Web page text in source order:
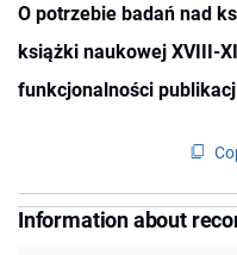
O potrzebie badań nad
książki naukowej XVIII-
funkcjonalności
Information about